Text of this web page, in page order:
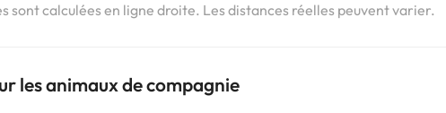
sont calculées en ligne droite. Les distances réelles peuvent varier.
les animaux de compagnie